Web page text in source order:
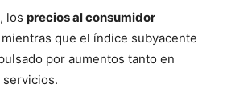
los precios al consumidor
mientras que el índice subyacente
por aumentos tanto en
servicios.